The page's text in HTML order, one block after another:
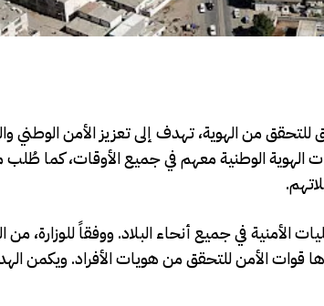
من الهوية، تهدف إلى تعزيز الأمن الوطني
الهوية الوطنية معهم في جميع الأوقات، كما
الأمنية في جميع أنحاء البلاد. ووفقاً للوزارة، من
قوات الأمن للتحقق من هويات الأفراد. ويكمن